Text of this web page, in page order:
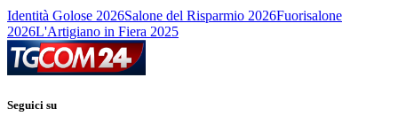
Identità Golose 2026Salone del Risparmio 2026Fuorisalone
2026L'Artigiano in Fiera 2025
Seguici su